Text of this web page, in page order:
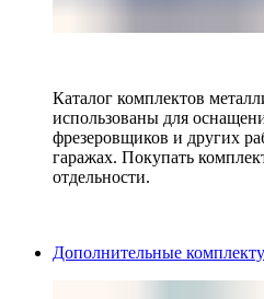
Каталог комплектов
использованы для
фрезеровщиков и других
гаражах. Покупать
отдельности.
Дополнительные